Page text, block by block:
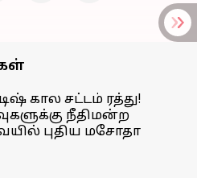
கால சட்டம் ரத்து!
நீதிமன்ற
புதிய மசோதா